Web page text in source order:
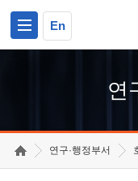
En
연
연구·행정부서